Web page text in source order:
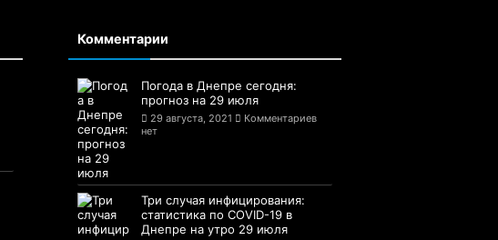
Комментарии
Погода в Днепре сегодня:
прогноз на 29 июля
29 августа, 2021
Комментариев
нет
Три случая инфицирования:
статистика по COVID-19 в
Днепре на утро 29 июля